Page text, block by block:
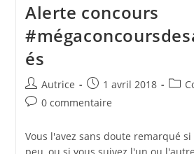
Alerte concours
és
Auteur/autrice
de
Autrice
Publication
publiée :
1 avril 2018
Post
Commentaires
la
publication :
0 commentaire
Vous l'avez sans doute remarqué